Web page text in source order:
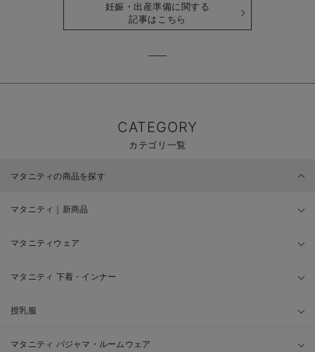
妊娠・出産準備に関する
記事はこちら
CATEGORY
カテゴリ一覧
マタニティの商品を探す
マタニティ｜新商品
マタニティウェア
マタニティ 下着・インナー
授乳服
マタニティ パジャマ・ルームウェア